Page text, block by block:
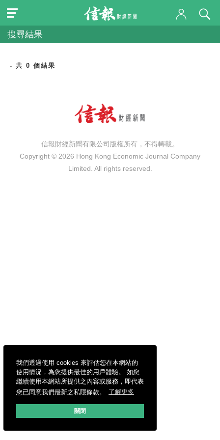
我們透過使用 cookies 來評估您在本網站的
使用情況，為您提供最佳的用戶體驗。 如您
繼續使用本網站所提供之內容或服務，即代表
您已同意我們最新之私隱條款。
了解更多
關閉
搜尋結果
- 共 0 個結果
信報財經新聞有限公司版權所有，不得轉載。
Copyright © 2026 Hong Kong Economic Journal Company
Limited. All rights reserved.